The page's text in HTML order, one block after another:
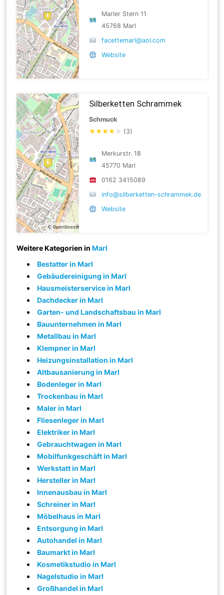
Marler Stern 11
45768 Marl
facettemarl@aol.com
Website
Silberketten Schrammek
Schmuck
★★★★ ☆ (3)
Merkurstr. 18
45770 Marl
0162 3415089
info@silberketten-schrammek.de
Website
Weitere Kategorien inMarl
Bestatter in Marl
Gebäudereinigung in Marl
Hausmeisterservice in Marl
Dachdecker in Marl
Garten- und Landschaftsbau in Marl
Bauunternehmen in Marl
Metallbau in Marl
Klempner in Marl
Heizungsinstallation in Marl
Altbausanierung in Marl
Bodenleger in Marl
Trockenbau in Marl
Maler in Marl
Fliesenleger in Marl
Elektriker in Marl
Gebrauchtwagen in Marl
Mobilfunkgeschäft in Marl
Werkstatt in Marl
Hersteller in Marl
Innenausbau in Marl
Schreiner in Marl
Möbelhaus in Marl
Entsorgung in Marl
Autohandel in Marl
Baumarkt in Marl
Kosmetikstudio in Marl
Nagelstudio in Marl
Großhandel in Marl